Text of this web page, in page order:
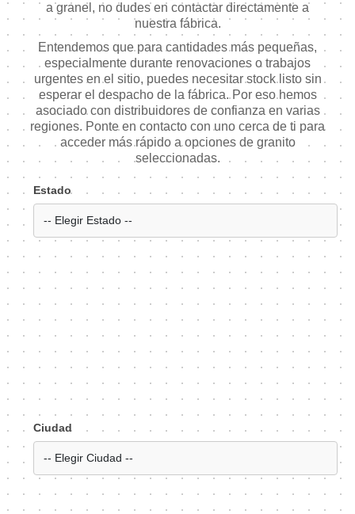
a granel, no dudes en contactar directamente a
nuestra fábrica.
Entendemos que para cantidades más pequeñas,
especialmente durante renovaciones o trabajos
urgentes en el sitio, puedes necesitar stock listo sin
esperar el despacho de la fábrica. Por eso hemos
asociado con distribuidores de confianza en varias
regiones. Ponte en contacto con uno cerca de ti para
acceder más rápido a opciones de granito
seleccionadas.
Estado
Ciudad